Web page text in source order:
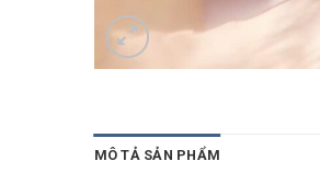
MÔ TẢ SẢN PHẨM